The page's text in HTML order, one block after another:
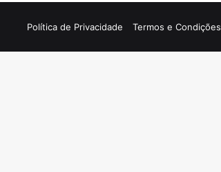
Política de Privacidade Termos e Condições